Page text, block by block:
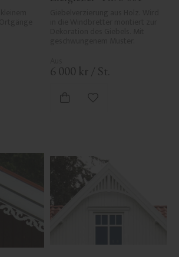
hinzufügen
6 000 kr / St.
Zu Favoriten